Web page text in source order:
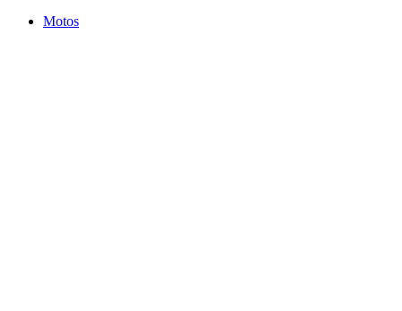
Motos